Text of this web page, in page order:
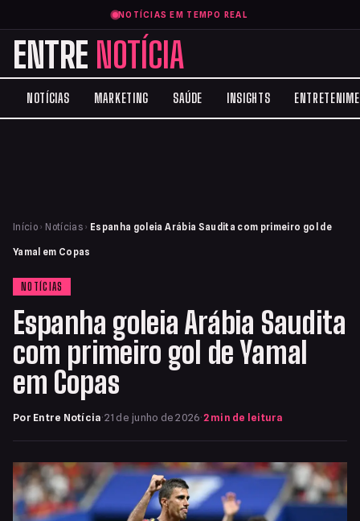
NOTÍCIAS EM TEMPO REAL
ENTRE NOTÍCIA
NOTÍCIAS MARKETING SAÚDE INSIGHTS
Início › Notícias › Espanha goleia Arábia Saudita com primeiro gol de
Yamal em Copas
NOTÍCIAS
Espanha goleia Arábia Saudita
com primeiro gol de Yamal
em Copas
Por Entre Notícia·21 de junho de 2026·2 min de leitura